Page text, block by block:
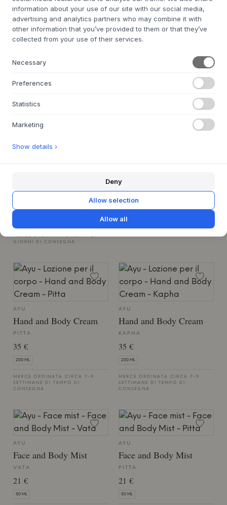
Liquid Soap - Hand &
Body
VATA
200 ML
MERCE ORDINATA CIRCA 9-21
Liquid Soap - Hand &
Body
PITTA
MERCE ORDINATA CIRCA 9-21
Liquid Soap - Hand &
KAPHA
20 €
MERCE ORDINATA CIRCA 9-21
GIORNI DI CONSEGNA
Hand and Body Cream
35 €
MERCE ORDINATA CIRCA 7-9
SETTIMANE DI TEMPO DI
AYU
Hand and Body Cream
PITTA
35 €
200 ML
MERCE ORDINATA CIRCA 7-9
SETTIMANE DI TEMPO DI
CONSEGNA
AYU
Hand and Body Cream
KAPHA
35 €
200 ML
MERCE ORDINATA CIRCA 7-9
SETTIMANE DI TEMPO DI
CONSEGNA
AYU
Face and Body Mist
VATA
21 €
50 ML
AYU
Face and Body Mist
PITTA
21 €
50 ML
information about your use of our site with our social media,
advertising and analytics partners who may combine it with
other information that you’ve provided to them or that they’ve
collected from your use of their services.
Necessary
Preferences
Statistics
Marketing
Show details ›
Deny
Allow selection
Allow all